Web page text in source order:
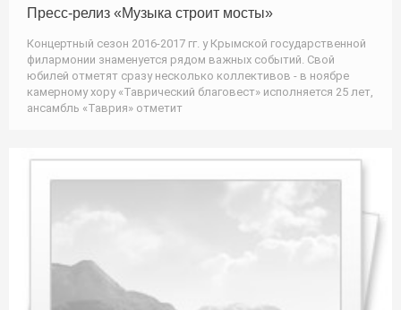
Пресс-релиз «Музыка строит мосты»
Концертный сезон 2016-2017 гг. у Крымской государственной
филармонии знаменуется рядом важных событий. Свой
юбилей отметят сразу несколько коллективов - в ноябре
камерному хору «Таврический благовест» исполняется 25 лет,
ансамбль «Таврия» отметит